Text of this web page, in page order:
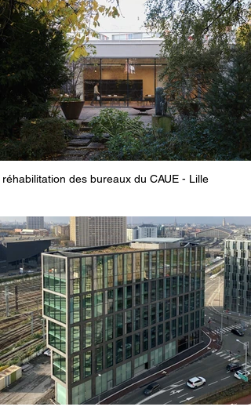
réhabilitation des bureaux du CAUE - Lille